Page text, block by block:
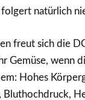
natürlich
freut sich die
Gemüse, wenn
Hohes
Bluthochdruck,